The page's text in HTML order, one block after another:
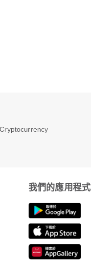
我們的應用程式